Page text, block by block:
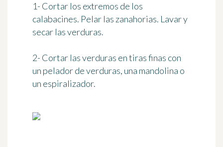
1- Cortar los extremos de los
calabacines. Pelar las zanahorias. Lavar y
secar las verduras.
2- Cortar las verduras en tiras finas con
un pelador de verduras, una mandolina o
un espiralizador.